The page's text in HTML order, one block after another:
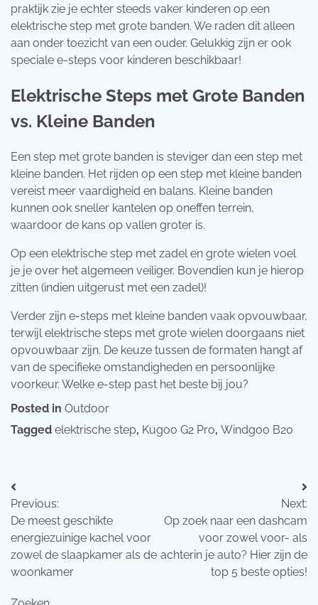
praktijk zie je echter steeds vaker kinderen op een
elektrische step met grote banden. We raden dit alleen
aan onder toezicht van een ouder. Gelukkig zijn er ook
speciale e-steps voor kinderen beschikbaar!
Elektrische Steps met Grote Banden
vs. Kleine Banden
Een step met grote banden is steviger dan een step met
kleine banden. Het rijden op een step met kleine banden
vereist meer vaardigheid en balans. Kleine banden
kunnen ook sneller kantelen op oneffen terrein,
waardoor de kans op vallen groter is.
Op een elektrische step met zadel en grote wielen voel
je je over het algemeen veiliger. Bovendien kun je hierop
zitten (indien uitgerust met een zadel)!
Verder zijn e-steps met kleine banden vaak opvouwbaar,
terwijl elektrische steps met grote wielen doorgaans niet
opvouwbaar zijn. De keuze tussen de formaten hangt af
van de specifieke omstandigheden en persoonlijke
voorkeur. Welke e-step past het beste bij jou?
Posted in Outdoor
Tagged elektrische step, Kugoo G2 Pro, Windgoo B20
Bericht
navigatie
Previous:
De meest geschikte
energiezuinige kachel voor
zowel de slaapkamer als de
woonkamer
Next:
Op zoek naar een dashcam
voor zowel voor- als
achterin je auto? Hier zijn de
top 5 beste opties!